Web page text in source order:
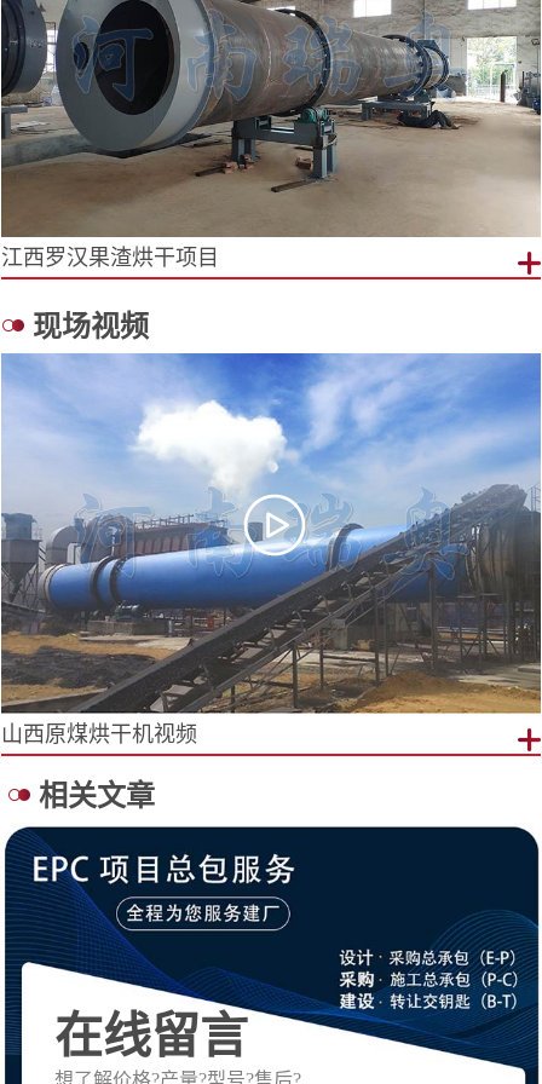
江西罗汉果渣烘干项目
现场视频
山西原煤烘干机视频
相关文章
在线留言
想了解价格?产量?型号?售后?